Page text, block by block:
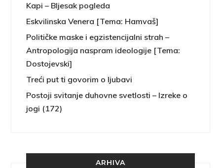
Kapi – Bljesak pogleda
Eskvilinska Venera [Tema: Hamvaš]
Političke maske i egzistencijalni strah –
Antropologija naspram ideologije [Tema:
Dostojevski]
Treći put ti govorim o ljubavi
Postoji svitanje duhovne svetlosti – Izreke o
jogi (172)
ARHIVA